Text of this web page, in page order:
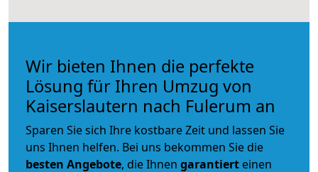
Wir bieten Ihnen die perfekte
Lösung für Ihren Umzug von
Kaiserslautern nach Fulerum an
Sparen Sie sich Ihre kostbare Zeit und lassen Sie
uns Ihnen helfen. Bei uns bekommen Sie die
besten Angebote, die Ihnen garantiert einen